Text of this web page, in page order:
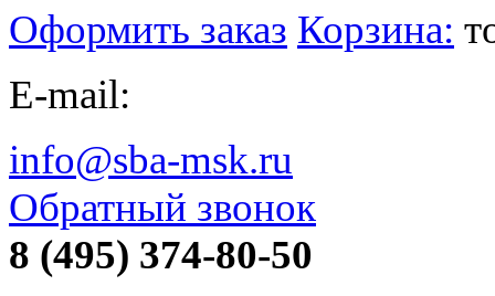
Оформить заказ Корзина:
E-mail:
info@sba-msk.ru
Обратный звонок
8 (495) 374-80-50